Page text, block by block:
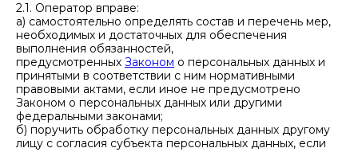
2.1. Оператор вправе:
а) самостоятельно определять состав и перечень мер,
необходимых и достаточных для обеспечения
выполнения обязанностей,
предусмотренных Законом о персональных данных и
принятыми в соответствии с ним нормативными
правовыми актами, если иное не предусмотрено
Законом о персональных данных или другими
федеральными законами;
б) поручить обработку персональных данных другому
лицу с согласия субъекта персональных данных, если